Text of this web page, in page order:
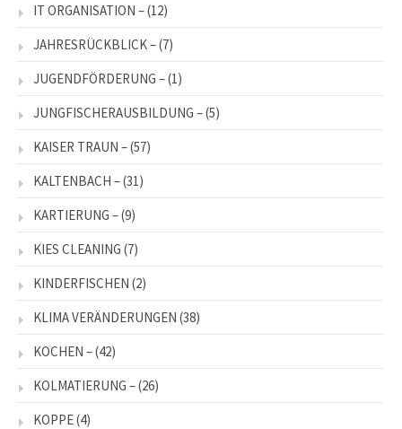
IT ORGANISATION –(12)
JAHRESRÜCKBLICK –(7)
JUGENDFÖRDERUNG –(1)
JUNGFISCHERAUSBILDUNG –(5)
KAISER TRAUN –(57)
KALTENBACH –(31)
KARTIERUNG –(9)
KIES CLEANING (7)
KINDERFISCHEN (2)
KLIMA VERÄNDERUNGEN (38)
KOCHEN –(42)
KOLMATIERUNG –(26)
KOPPE(4)